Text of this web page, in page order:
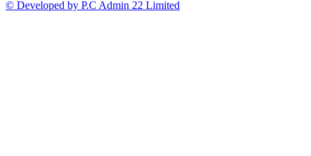
© Developed by P.C Admin 22 Limited